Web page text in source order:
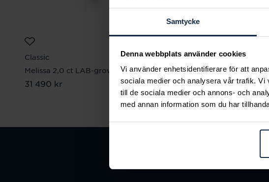
Samtycke
Denna webbplats använder cookies
Vi använder enhetsidentifierare för att
sociala medier och analysera vår trafik. Vi
till de sociala medier och annons- och
med annan information som du har
Classic
Melissa 2,0 ct LAB-grown rödguld
Pris:31 490 kr
31 490 kr
Classic
Melissa 2,0 ct LAB-
Pris:33 740 kr
33 740 kr